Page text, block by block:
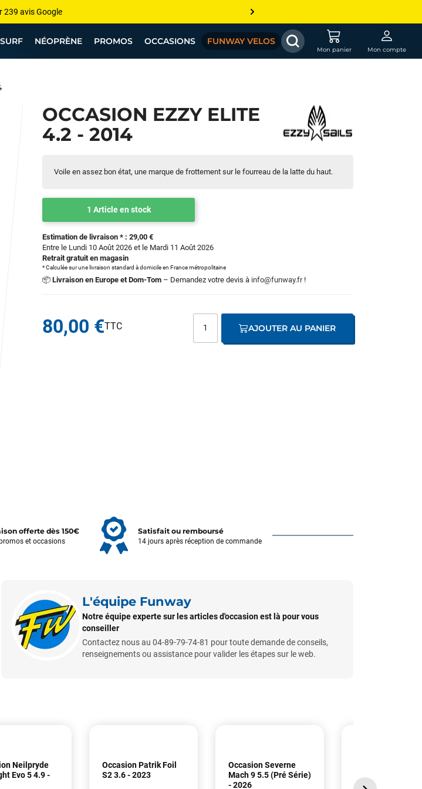
sont chez Funway
sur le windsurf, wingfoil, etc...
— Moins cher ailleurs ? On s’aligne !
SURF NÉOPRÈNE PROMOS OCCASIONS FUNWAY VELOS
Mon panier Mon compte
OCCASION EZZY ELITE
4.2 - 2014
Voile en assez bon état, une marque de frottement sur le fourreau de la latte du haut.
1 Article en stock
Estimation de livraison * : 29,00 €
Entre le Lundi 10 Août 2026 et le Mardi 11 Août 2026
Retrait gratuit en magasin
* Calculée sur une livraison standard à domicile en France métropolitaine
📦 Livraison en Europe et Dom-Tom – Demandez votre devis à info@funway.fr!
80,00 € AJOUTER AU PANIER
offerte dès 150€
et occasions
Satisfait ou remboursé
14 jours après réception de commande
L'équipe Funway
Notre équipe experte sur les articles d'occasion est là pour vous
conseiller
Contactez nous au 04-89-79-74-81 pour toute demande de conseils,
renseignements ou assistance pour valider les étapes sur le web.
Neilpryde
Evo 5 4.9 -
Occasion Patrik Foil
S2 3.6 - 2023
Occasion Severne
Mach 9 5.5 (Pré Série)
- 2026
pour confirmer avec moi les
me conseiller sur le matériel à choisir,
en plus. Niveau réactivité, c’est au top :